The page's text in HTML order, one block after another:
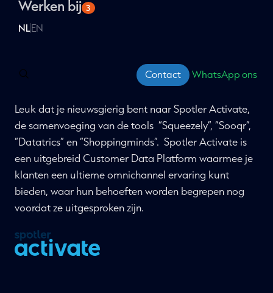
Social advertising
Conversie Optimalisatie
A/B testen
VWO
Microsoft Ads
Meta Ads
Websites
WooCommerce
Over Clever Campus
Food For Thought event
Trainingen
Onze missie & visie
Onze aanpak
Onze experts
Werken bij 3
Onze vacatures
NLEN
Contact WhatsApp ons
Spotler Activate
Leuk dat je nieuwsgierig bent naar Spotler Activate,
de samenvoeging van de tools “Squeezely”, “Sooqr”,
“Datatrics” en “Shoppingminds”. Spotler Activate is
een uitgebreid Customer Data Platform waarmee je
klanten een ultieme omnichannel ervaring kunt
bieden, waar hun behoeften worden begrepen nog
voordat ze uitgesproken zijn.